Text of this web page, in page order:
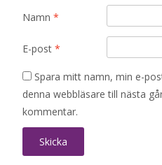
Namn *
E-post *
Spara mitt namn, min e-
denna webbläsare till nästa
kommentar.